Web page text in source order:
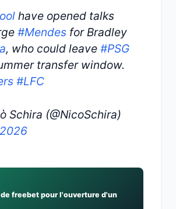
have opened talks
#Mendes for Bradley
, who could leave #PSG
transfer window.
#LFC
Schira (@NicoSchira)
freebet pour l'ouverture d'un